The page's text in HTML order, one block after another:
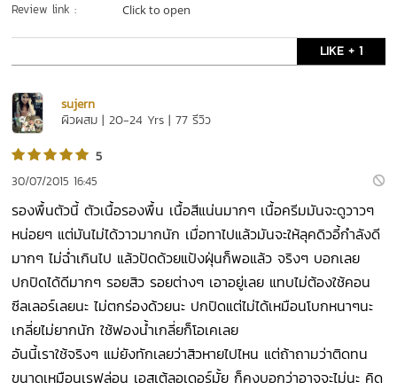
Review link : Click to open
LIKE + 1
sujern
ผิวผสม | 20-24 Yrs | 77 รีวิว
5
30/07/2015 16:45
รองพื้นตัวนี้ ตัวเนื้อรองพื้น เนื้อสีแน่นมากๆ เนื้อครีมมันจะดูวาวๆ
หน่อยๆ แต่มันไม่ได้วาวมากนัก เมื่อทาไปแล้วมันจะให้ลุคดิวอี้กำลังดี
มากๆ ไม่ฉ่ำเกินไป แล้วปัดด้วยแป้งฝุ่นก็พอแล้ว จริงๆ บอกเลย
ปกปิดได้ดีมากๆ รอยสิว รอยต่างๆ เอาอยู่เลย แทบไม่ต้องใช้คอน
ซีลเลอร์เลยนะ ไม่ตกร่องด้วยนะ ปกปิดแต่ไม่ได้เหมือนโบกหนาๆนะ
เกลี่ยไม่ยากนัก ใช้ฟองน้ำเกลี่ยก็โอเคเลย
อันนี้เราใช้จริงๆ แม่ยังทักเลยว่าสิวหายไปไหน แต่ถ้าถามว่าติดทน
ขนาดเหมือนเรฟล่อน เอสเต้ลอเดอร์มั้ย ก็คงบอกว่าอาจจะไม่นะ คิด